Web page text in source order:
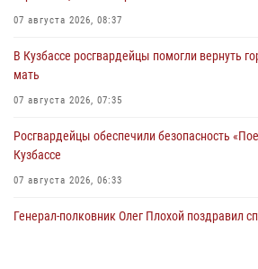
07 августа 2026, 08:37
В Кузбассе росгвардейцы помогли вернуть
мать
07 августа 2026, 07:35
Росгвардейцы обеспечили безопасность
Кузбассе
07 августа 2026, 06:33
Генерал-полковник Олег Плохой поздравил